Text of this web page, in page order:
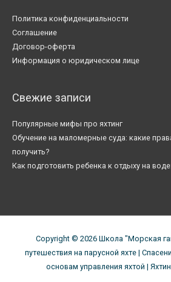
Политика конфиденциальности
Соглашение
Договор-оферта
Информация о юридическом лице
Свежие записи
Популярные мифы про яхтинг
Обучение на маломерные суда: какие
получить?
Как подготовить ребенка к отдыху на
Copyright © 2026 Школа "Морская
путешествия на парусной яхте |
основам управления яхтой |